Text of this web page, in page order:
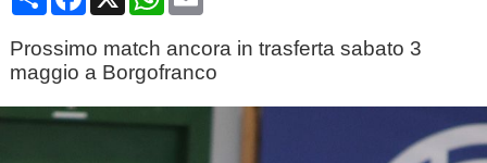
Prossimo match ancora in trasferta sabato 3
maggio a Borgofranco